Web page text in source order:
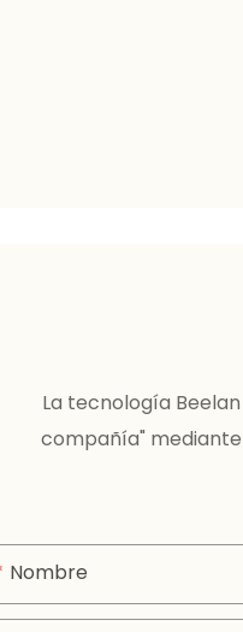
La tecnología
compañía"
Nombre